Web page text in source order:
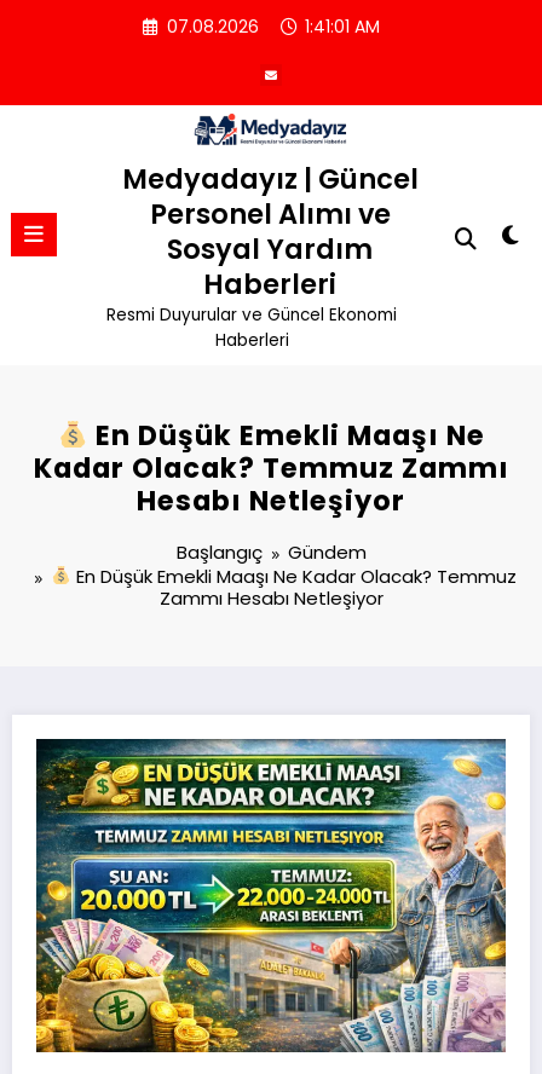
07.08.2026 1:41:01 AM
Medyadayız | Güncel
Personel Alımı ve
Sosyal Yardım
Haberleri
Resmi Duyurular ve Güncel Ekonomi
Haberleri
En Düşük Emekli Maaşı Ne
Kadar Olacak? Temmuz Zammı
Hesabı Netleşiyor
Başlangıç
Gündem
En Düşük Emekli Maaşı Ne Kadar Olacak? Temmuz
Zammı Hesabı Netleşiyor